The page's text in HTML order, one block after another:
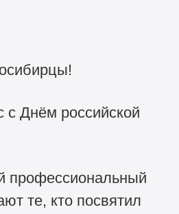
с Днём российской
профессиональный
те, кто посвятил